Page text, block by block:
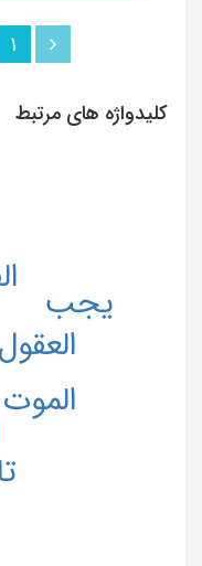
1
کلیدواژه های مرتبط
العقول
الموت
یجب